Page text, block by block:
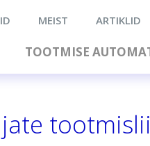
MEIST ARTIKLID
TOOTMISE